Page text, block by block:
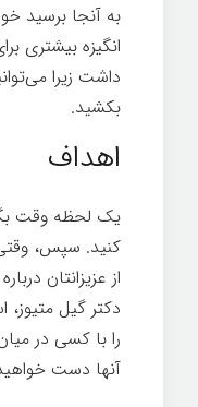
به آنجا برسید
انگیزه بیشتری
داشت زیرا
بکشید.
اهداف
یک لحظه وقت
کنيد. سپس، وقتی
از عزیزانتان
دکتر گیل متیوز،
را با کسی در
آنها دست